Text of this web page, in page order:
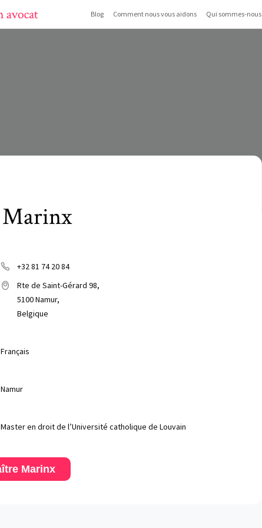
Blog Comment nous vous aidons Qui sommes-nous
Marinx
+32 81 74 20 84
Rte de Saint-Gérard 98,
5100 Namur,
Belgique
Français
Namur
Master en droit de l’Université catholique de Louvain
Contacter Maître Marinx